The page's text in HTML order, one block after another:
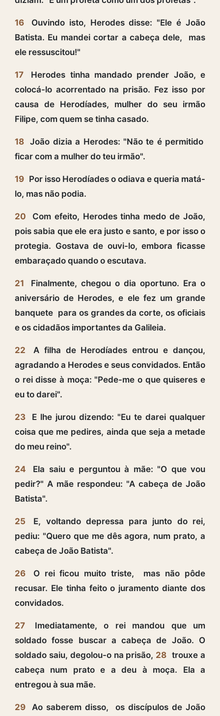
16
Ouvindo isto, Herodes disse: "Ele é João
Batista. Eu mandei cortar a cabeça dele, mas
ele ressuscitou!"
17
Herodes tinha mandado prender João, e
colocá-lo acorrentado na prisão. Fez isso por
causa de Herodíades, mulher do seu irmão
Filipe, com quem se tinha casado.
18 João dizia a Herodes: "Não te é permitido
ficar com a mulher do teu irmão".
19 Por isso Herodíades o odiava e queria matá-
lo, mas não podia.
20
Com efeito, Herodes tinha medo de João,
pois sabia que ele era justo e santo, e por isso o
protegia. Gostava de ouvi-lo, embora ficasse
embaraçado quando o escutava.
21
Finalmente, chegou o dia oportuno. Era o
aniversário de Herodes, e ele fez um grande
banquete para os grandes da corte, os oficiais
e os cidadãos importantes da Galileia.
22
A filha de Herodíades entrou e dançou,
agradando a Herodes e seus convidados. Então
o rei disse à moça: "Pede-me o que quiseres e
eu to darei".
23
E lhe jurou dizendo: "Eu te darei qualquer
coisa que me pedires, ainda que seja a metade
do meu reino".
24
Ela saiu e perguntou à mãe: "O que vou
pedir?" A mãe respondeu: "A cabeça de João
Batista".
25
E, voltando depressa para junto do rei,
pediu: "Quero que me dês agora, num prato, a
cabeça de João Batista".
26
O rei ficou muito triste, mas não pôde
recusar. Ele tinha feito o juramento diante dos
convidados.
27
Imediatamente, o rei mandou que um
soldado fosse buscar a cabeça de João. O
soldado saiu, degolou-o na prisão, 28 trouxe a
cabeça num prato e a deu à moça. Ela a
entregou à sua mãe.
29
Ao saberem disso, os discípulos de João